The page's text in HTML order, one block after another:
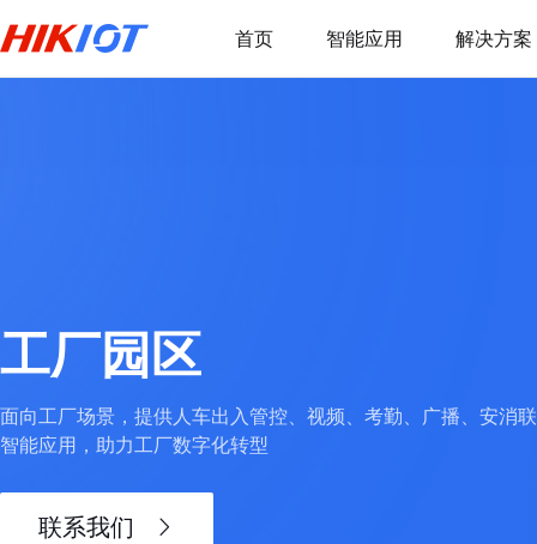
首页 智能应用 解决方案
工厂园区
面向工厂场景，提供人车出入管控、视频、考勤、广播、安消
智能应用，助力工厂数字化转型
联系我们